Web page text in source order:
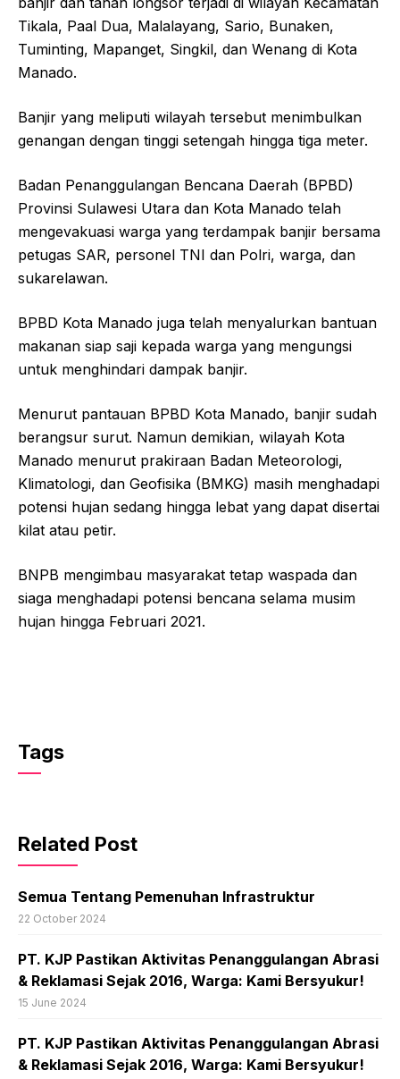
Tikala, Paal Dua, Malalayang, Sario, Bunaken,
Tuminting, Mapanget, Singkil, dan Wenang di Kota
Manado.
Banjir yang meliputi wilayah tersebut menimbulkan
genangan dengan tinggi setengah hingga tiga meter.
Badan Penanggulangan Bencana Daerah (BPBD)
Provinsi Sulawesi Utara dan Kota Manado telah
mengevakuasi warga yang terdampak banjir bersama
petugas SAR, personel TNI dan Polri, warga, dan
sukarelawan.
BPBD Kota Manado juga telah menyalurkan bantuan
makanan siap saji kepada warga yang mengungsi
untuk menghindari dampak banjir.
Menurut pantauan BPBD Kota Manado, banjir sudah
berangsur surut. Namun demikian, wilayah Kota
Manado menurut prakiraan Badan Meteorologi,
Klimatologi, dan Geofisika (BMKG) masih menghadapi
potensi hujan sedang hingga lebat yang dapat disertai
kilat atau petir.
BNPB mengimbau masyarakat tetap waspada dan
siaga menghadapi potensi bencana selama musim
hujan hingga Februari 2021.
Tags
Related Post
Semua Tentang Pemenuhan Infrastruktur
22 October 2024
PT. KJP Pastikan Aktivitas Penanggulangan Abrasi
& Reklamasi Sejak 2016, Warga: Kami Bersyukur!
15 June 2024
PT. KJP Pastikan Aktivitas Penanggulangan Abrasi
& Reklamasi Sejak 2016, Warga: Kami Bersyukur!